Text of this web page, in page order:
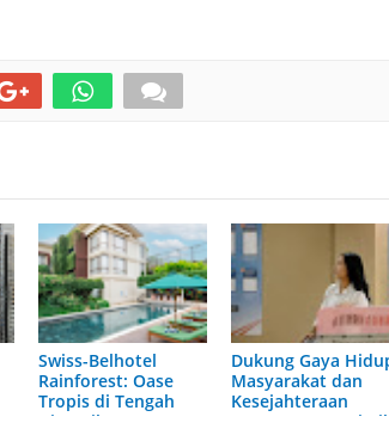
Swiss-Belhotel
Rainforest: Oase
Tropis di Tengah
Dinamika Sunset
Dukung Gaya
Masyarakat dan
Kesejahteraan
Hewan, KAI